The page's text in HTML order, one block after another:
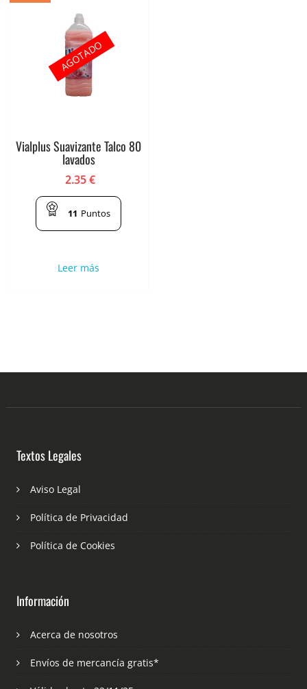
Vialplus Suavizante Talco 80
lavados
2.35€
11 Puntos
Leer más
AGOTADO
Textos Legales
Aviso Legal
Política de Privacidad
Política de Cookies
Información
Acerca de nosotros
Envíos de mercancía gratis*